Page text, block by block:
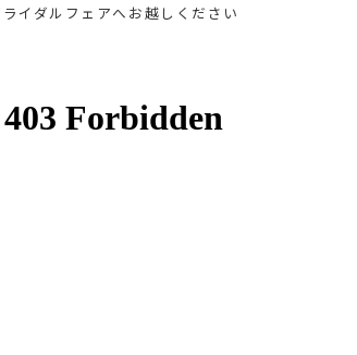
ライダルフェアへお越しください